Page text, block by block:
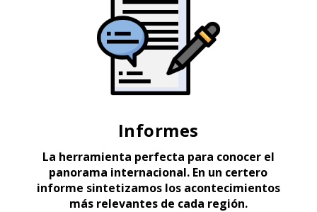
Informes
La herramienta perfecta para conocer el
panorama internacional. En un certero
informe sintetizamos los acontecimientos
más relevantes de cada región.